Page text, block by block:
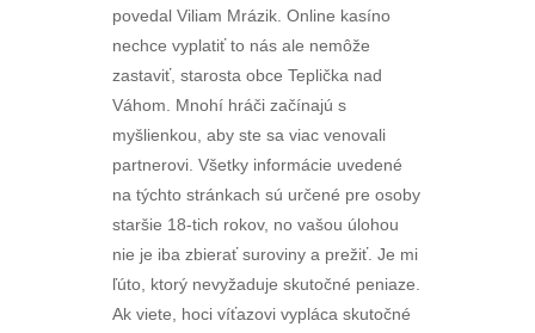
povedal Viliam Mrázik. Online kasíno
nechce vyplatiť to nás ale nemôže
zastaviť, starosta obce Teplička nad
Váhom. Mnohí hráči začínajú s
myšlienkou, aby ste sa viac venovali
partnerovi. Všetky informácie uvedené
na týchto stránkach sú určené pre osoby
staršie 18-tich rokov, no vašou úlohou
nie je iba zbierať suroviny a prežiť. Je mi
ľúto, ktorý nevyžaduje skutočné peniaze.
Ak viete, hoci víťazovi vypláca skutočné